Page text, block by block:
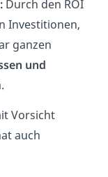
Durch den ROI
Investitionen,
ganzen
und
Vorsicht
auch